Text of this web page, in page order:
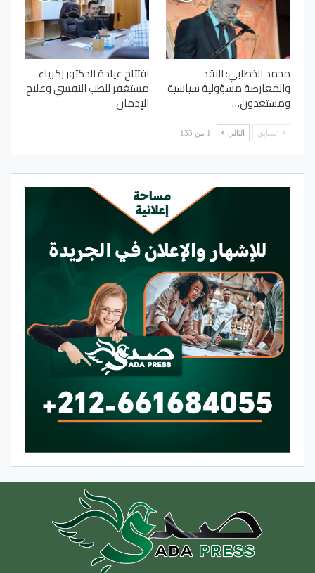
محمد الخطابي: النقد
والمعارضة مسؤولية سياسية
ومستعدون…
افتتاح عيادة الدكتور زكرياء
مستغفر للطب النفسي وعلاج
الإدمان
السابق التالي 1 من 133